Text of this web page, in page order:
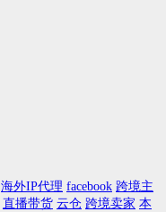
海外IP代理 facebook 跨境主
直播带货 云仓 跨境卖家 本